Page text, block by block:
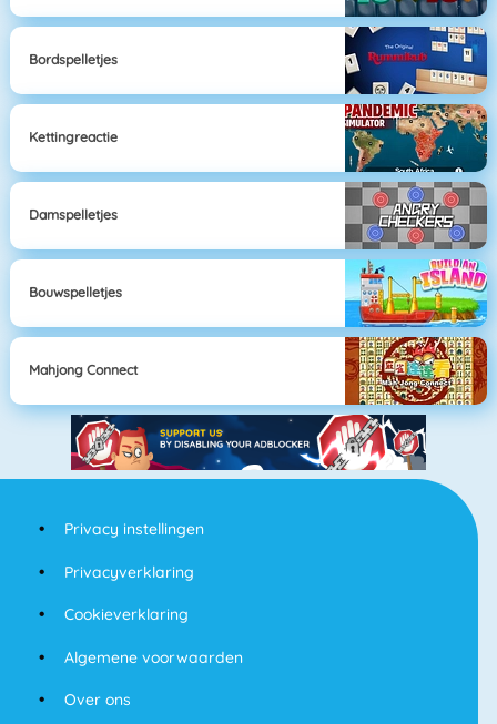
Bordspelletjes
Kettingreactie
Damspelletjes
Bouwspelletjes
Mahjong Connect
Privacy instellingen
Privacyverklaring
Cookieverklaring
Algemene voorwaarden
Over ons